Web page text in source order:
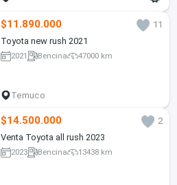
$11.890.000
11
Toyota new rush 2021
2021 Bencina 47000 km
Temuco
$14.500.000
2
Venta Toyota all rush 2023
2023 Bencina 13438 km